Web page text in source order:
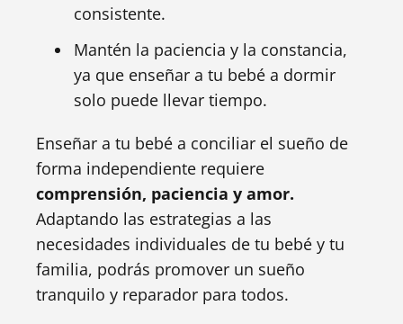
consistente.
Mantén la paciencia y la constancia,
ya que enseñar a tu bebé a dormir
solo puede llevar tiempo.
Enseñar a tu bebé a conciliar el sueño de
forma independiente requiere
comprensión, paciencia y amor.
Adaptando las estrategias a las
necesidades individuales de tu bebé y tu
familia, podrás promover un sueño
tranquilo y reparador para todos.